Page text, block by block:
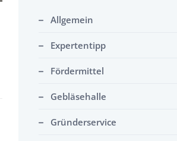
Allgemein
Expertentipp
Fördermittel
Gebläsehalle
Gründerservice